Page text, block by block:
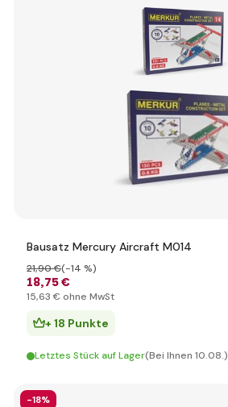
Bausatz Mercury Aircraft M014
18,75 €
21,90 €(-14 %)
15,63 € ohne MwSt
+ 18 Punkte
Letztes Stück auf Lager(Bei Ihnen 10.08.)
-18%